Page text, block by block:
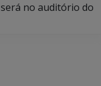
no auditório do